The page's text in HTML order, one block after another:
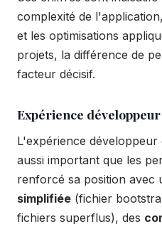
complexité de
et les optimisations
projets, la différence de
facteur décisif.
Expérience
L'expérience
aussi important que les
renforcé sa position avec
simplifiée (fichier
fichiers superflus), des